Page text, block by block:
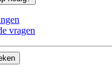
vragen